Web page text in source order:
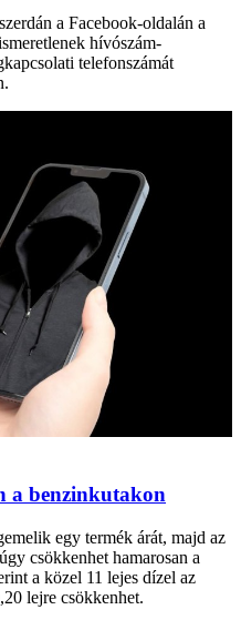
a Facebook-oldalán a
hívószám-
telefonszámát
a benzinkutakon
egy termék árát, majd az
csökkenhet hamarosan a
a közel 11 lejes dízel az
lejre csökkenhet.